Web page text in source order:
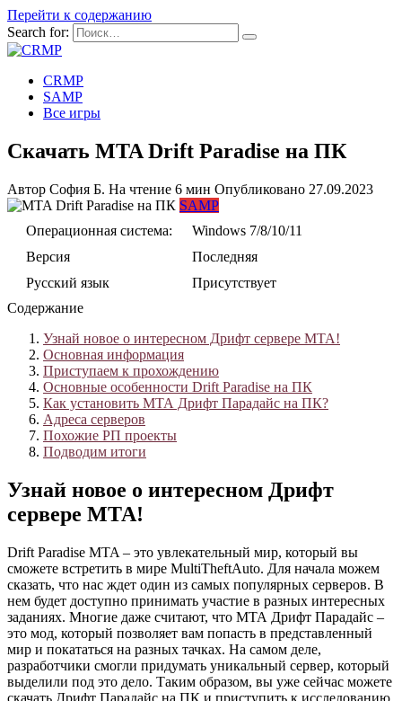
Перейти к содержанию
Search for:
CRMP
SAMP
Все игры
Скачать MTA Drift Paradise на ПК
Автор София Б. На чтение 6 мин Опубликовано 27.09.2023
SAMP
Операционная система:
Windows 7/8/10/11
Версия
Последняя
Русский язык
Присутствует
Содержание
Узнай новое о интересном Дрифт сервере МТА!
Основная информация
Приступаем к прохождению
Основные особенности Drift Paradise на ПК
Как установить МТА Дрифт Парадайс на ПК?
Адреса серверов
Похожие РП проекты
Подводим итоги
Узнай новое о интересном Дрифт
сервере МТА!
Drift Paradise MTA – это увлекательный мир, который вы
сможете встретить в мире MultiTheftAuto. Для начала можем
сказать, что нас ждет один из самых популярных серверов. В
нем будет доступно принимать участие в разных интересных
заданиях. Многие даже считают, что МТА Дрифт Парадайс –
это мод, который позволяет вам попасть в представленный
мир и покататься на разных тачках. На самом деле,
разработчики смогли придумать уникальный сервер, который
выделили под это дело. Таким образом, вы уже сейчас можете
скачать Дрифт Парадайс на ПК и приступить к исследованию